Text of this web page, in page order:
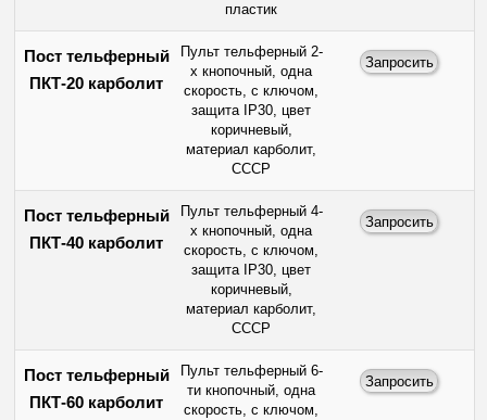
пластик
Пост тельферный
ПКТ-20 карболит
Пульт тельферный 2-
х кнопочный, одна
скорость, с ключом,
защита IP30, цвет
коричневый,
материал карболит,
СССР
Пост тельферный
ПКТ-40 карболит
Пульт тельферный 4-
х кнопочный, одна
скорость, с ключом,
защита IP30, цвет
коричневый,
материал карболит,
СССР
Пост тельферный
ПКТ-60 карболит
Пульт тельферный 6-
ти кнопочный, одна
скорость, с ключом,